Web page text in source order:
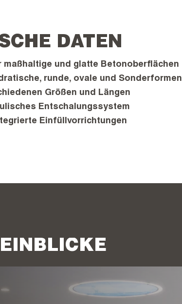
DATEN
maßhaltige und glatte Betonoberflächen
runde, ovale und Sonderformen
Größen und Längen
Entschalungssystem
Einfüllvorrichtungen